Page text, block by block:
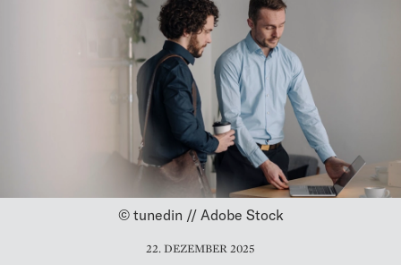
© tunedin // Adobe Stock
22. DEZEMBER 2025